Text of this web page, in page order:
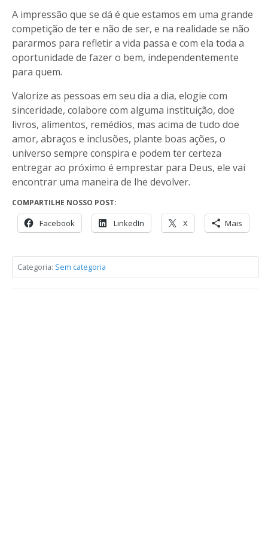
A impressão que se dá é que estamos em uma grande
competição de ter e não de ser, e na realidade se não
pararmos para refletir a vida passa e com ela toda a
oportunidade de fazer o bem, independentemente
para quem.
Valorize as pessoas em seu dia a dia, elogie com
sinceridade, colabore com alguma instituição, doe
livros, alimentos, remédios, mas acima de tudo doe
amor, abraços e inclusões, plante boas ações, o
universo sempre conspira e podem ter certeza
entregar ao próximo é emprestar para Deus, ele vai
encontrar uma maneira de lhe devolver.
COMPARTILHE NOSSO POST:
Facebook LinkedIn X Mais
Categoria: Sem categoria